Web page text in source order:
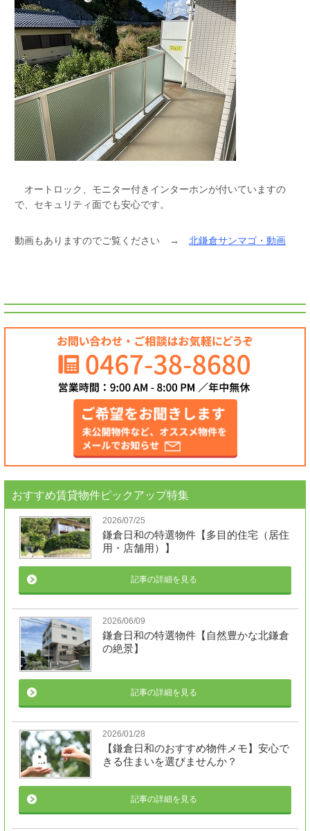
オートロック、モニター付きインターホンが付いていますの
で、セキュリティ面でも安心です。
動画もありますのでご覧ください → 北鎌倉サンマゴ・動画
おすすめ賃貸物件ピックアップ特集
2026/07/25
鎌倉日和の特選物件【多目的住宅（居住
用・店舗用）】
記事の詳細を見る
2026/06/09
鎌倉日和の特選物件【自然豊かな北鎌倉
の絶景】
記事の詳細を見る
2026/01/28
【鎌倉日和のおすすめ物件メモ】安心で
きる住まいを選びませんか？
記事の詳細を見る